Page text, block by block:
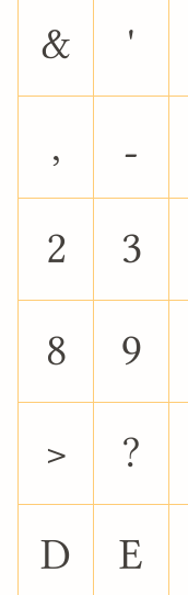
& '
, -
2 3
8 9
> ?
D E